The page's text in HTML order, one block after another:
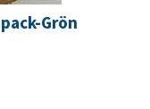
Grön